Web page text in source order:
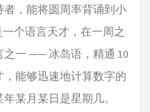
，能将圆周率背诵到小
个语言天才，在一周之
之一 —— 冰岛语，精通 10
能够迅速地计算数字的
某月某日是星期几。